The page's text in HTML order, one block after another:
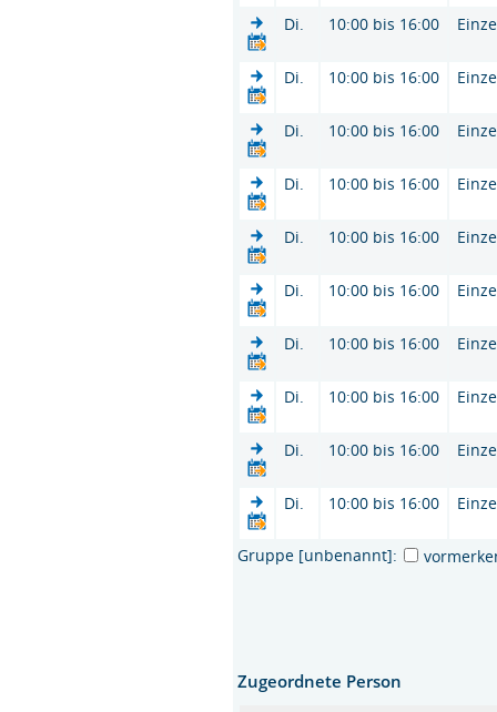
Di. 10:00 bis 16:00
Di. 10:00 bis 16:00
Di. 10:00 bis 16:00
Di. 10:00 bis 16:00
Di. 10:00 bis 16:00
Di. 10:00 bis 16:00
Di. 10:00 bis 16:00
Di. 10:00 bis 16:00
Di. 10:00 bis 16:00
Di. 10:00 bis 16:00
Gruppe [unbenannt]:
Zugeordnete Person